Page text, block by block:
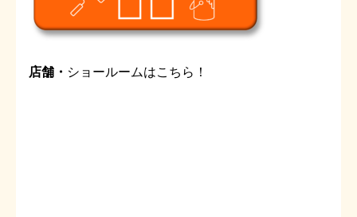
店舗・ ショールームはこちら！